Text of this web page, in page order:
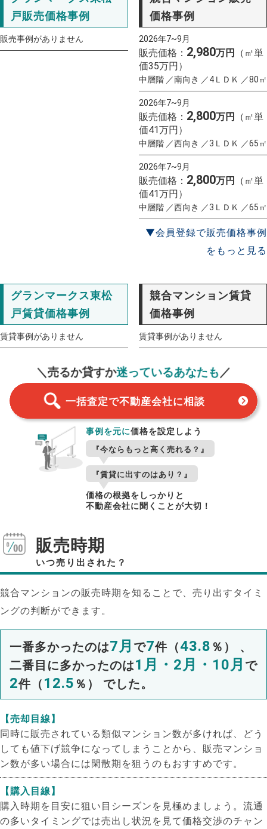
戸販売価格事例
販売事例がありません
価格事例
2026年7~9月
販売価格： 2,980万円
（㎡単
価35万円）
中層階 ／南向き ／4ＬＤＫ ／80㎡
2026年7~9月
販売価格： 2,800万円
（㎡単
価41万円）
中層階 ／西向き ／3ＬＤＫ ／65㎡
2026年7~9月
販売価格： 2,800万円
（㎡単
価41万円）
中層階 ／西向き ／3ＬＤＫ ／65㎡
▼会員登録で販売価格事例
をもっと見る
グランマークス東松
戸賃貸価格事例
賃貸事例がありません
競合マンション賃貸
価格事例
賃貸事例がありません
＼売るか貸すか迷っているあなたも／
一括査定で不動産会社に相談
一括査定 スタート！
事例を元に価格を設定しよう
『今ならもっと高く売れる？』
『賃貸に出すのはあり？』
価格の根拠をしっかりと
不動産会社に聞くことが大切！
販売時期
いつ売り出された？
競合マンションの販売時期を知ることで、売り出すタイミ
ングの判断ができます。
一番多かったのは7月 で7件（43.8 ％） 、
二番目に多かったのは1月・2月・10月 で
2件（ 12.5 ％） でした。
【売却目線】
同時に販売されている類似マンション数が多ければ、どう
しても値下げ競争になってしまうことから、販売マンショ
ン数が多い場合には閑散期を狙うのもおすすめです。
【購入目線】
購入時期を目安に狙い目シーズンを見極めましょう。流通
の多いタイミングでは売出し状況を見て価格交渉のチャン